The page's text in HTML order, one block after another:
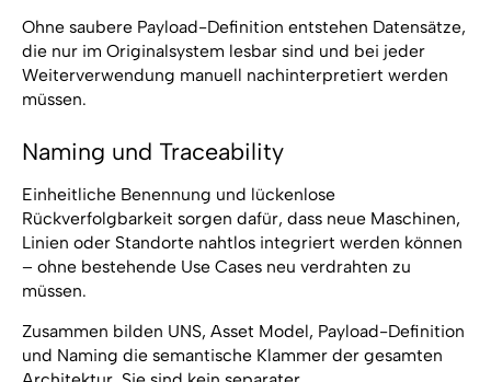
Ohne saubere Payload-Definition entstehen Datensätze,
die nur im Originalsystem lesbar sind und bei jeder
Weiterverwendung manuell nachinterpretiert werden
müssen.
Naming und Traceability
Einheitliche Benennung und lückenlose
Rückverfolgbarkeit sorgen dafür, dass neue Maschinen,
Linien oder Standorte nahtlos integriert werden können
– ohne bestehende Use Cases neu verdrahten zu
müssen.
Zusammen bilden UNS, Asset Model, Payload-Definition
und Naming die semantische Klammer der gesamten